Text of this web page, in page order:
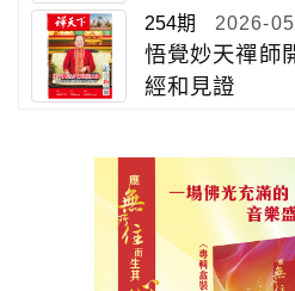
254期 2026-05
悟覺妙天禪師
經和見證